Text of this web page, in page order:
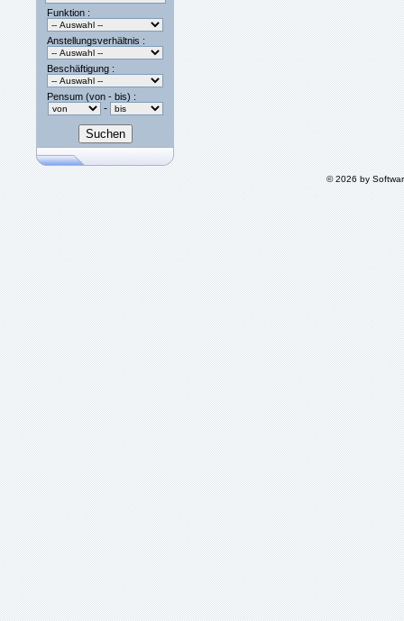
Funktion :
Anstellungsverhältnis :
Beschäftigung :
Pensum (von - bis) :
-
© 2026 by